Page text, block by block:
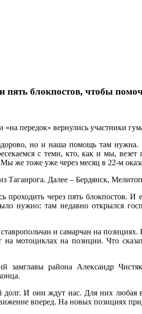
пять блокпостов, чтобы
передок» вернулись участники
но и наша помощь там нужна.
с теми, кто, как и мы,
же тоже уже через месяц в 22-м
Таганрога. Далее – Бердянск,
через пять блокпостов.
нужно: там недавно открылся
и самарчан на
на мотоциклах на позиции. Что
замглавы района Александр
И они ждут нас. Для них любая
вперед. На новых позициях